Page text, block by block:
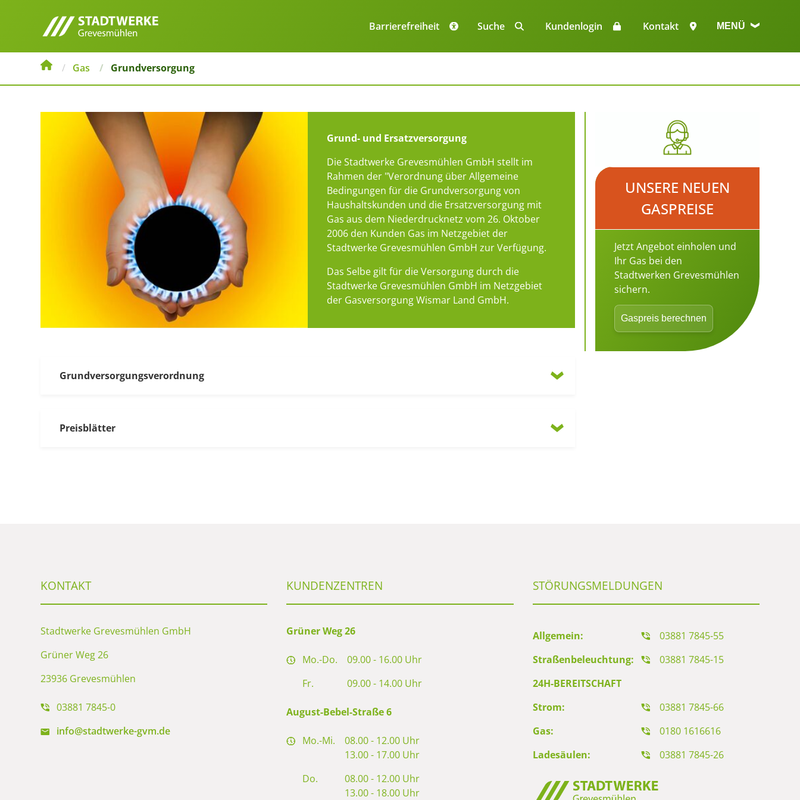
Barrierefreiheit
überspringen
Suche Kundenlogin Kontakt MENÜ
Gas Grundversorgung
Grund- und Ersatzversorgung
Die Stadtwerke Grevesmühlen GmbH stellt im
Rahmen der "Verordnung über Allgemeine
Bedingungen für die Grundversorgung von
Haushaltskunden und die Ersatzversorgung mit
Gas aus dem Niederdrucknetz vom 26. Oktober
2006 den Kunden Gas im Netzgebiet der
Stadtwerke Grevesmühlen GmbH zur Verfügung.
Das Selbe gilt für die Versorgung durch die
Stadtwerke Grevesmühlen GmbH im Netzgebiet
der Gasversorgung Wismar Land GmbH.
Grundversorgungsverordnung
Preisblätter
UNSERE NEUEN
GASPREISE
Jetzt Angebot einholen und
Ihr Gas bei den
Stadtwerken Grevesmühlen
sichern.
Gaspreis berechnen
KONTAKT
Stadtwerke Grevesmühlen GmbH
Grüner Weg 26
23936 Grevesmühlen
03881 7845-0
info@stadtwerke-gvm.de
KUNDENZENTREN
Grüner Weg 26
Mo.-Do. 09.00 - 16.00 Uhr
Fr.
09.00 - 14.00 Uhr
August-Bebel-Straße 6
Mo.-Mi. 08.00 - 12.00 Uhr
13.00 - 17.00 Uhr
Do.
08.00 - 12.00 Uhr
13.00 - 18.00 Uhr
STÖRUNGSMELDUNGEN
Allgemein:
03881 7845-55
Straßenbeleuchtung:
03881 7845-15
24H-BEREITSCHAFT
Strom:
03881 7845-66
Gas:
0180 1616616
Ladesäulen:
03881 7845-26